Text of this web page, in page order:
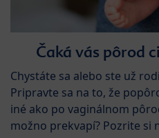
Čaká vás pôrod
Chystáte sa alebo ste už
Pripravte sa na to, že
iné ako po vaginálnom
možno prekvapí? Pozrite si